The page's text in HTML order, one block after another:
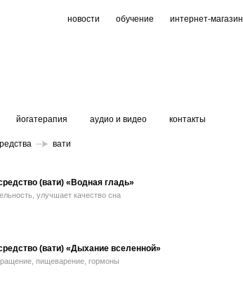
новости обучение интернет-магазин
йогатерапия аудио и видео контакты
вати
(вати) «Водная гладь»
улучшает качество сна
(вати) «Дыхание вселенной»
пищеварение, гормоны